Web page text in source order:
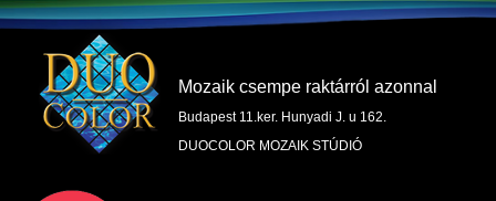
Mozaik csempe raktárról azonnal
Budapest 11.ker. Hunyadi J. u 162.
DUOCOLOR MOZAIK STÚDIÓ